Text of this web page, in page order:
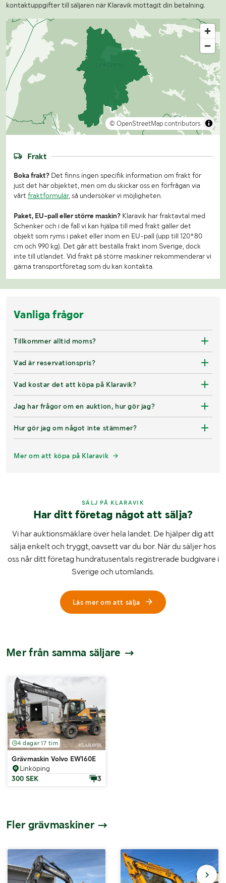
kontaktuppgifter till säljaren när Klaravik mottagit din betalning.
© OpenStreetMap contributors
Frakt
Boka frakt? Det finns ingen specifik information om frakt för
just det här objektet, men om du skickar oss en förfrågan via
vårt fraktformulär, så undersöker vi möjligheten.
Paket, EU-pall eller större maskin? Klaravik har fraktavtal med
Schenker och i de fall vi kan hjälpa till med frakt gäller det
objekt som ryms i paket eller inom en EU-pall (upp till 120*80
cm och 990 kg). Det går att beställa frakt inom Sverige, dock
inte till utlandet. Vid frakt på större maskiner rekommenderar vi
gärna transportföretag som du kan kontakta.
Vanliga frågor
Tillkommer alltid moms?
Vad är reservationspris?
Vad kostar det att köpa på Klaravik?
Jag har frågor om en auktion, hur gör jag?
Hur gör jag om något inte stämmer?
Mer om att köpa på Klaravik
SÄLJ PÅ KLARAVIK
Har ditt företag något att sälja?
Vi har auktionsmäklare över hela landet. De hjälper dig att
sälja enkelt och tryggt, oavsett var du bor. När du säljer hos
oss når ditt företag hundratusentals registrerade budgivare i
Sverige och utomlands.
Läs mer om att sälja
Mer från samma säljare
4 dagar 17 tim
Grävmaskin Volvo EW160E
Linköping
300 SEK
3
Fler grävmaskiner